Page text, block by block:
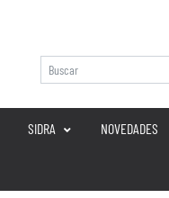
SIDRA NOVEDADES